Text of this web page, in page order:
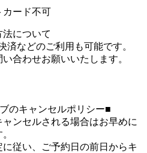
カード不可
について
済などのご利用も可能です。
合わせお願いいたします。
のキャンセルポリシー■
ンセルされる場合はお早めに
従い、ご予約日の前日からキ